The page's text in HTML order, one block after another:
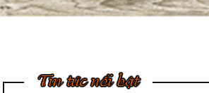
Tin tức nổi bật